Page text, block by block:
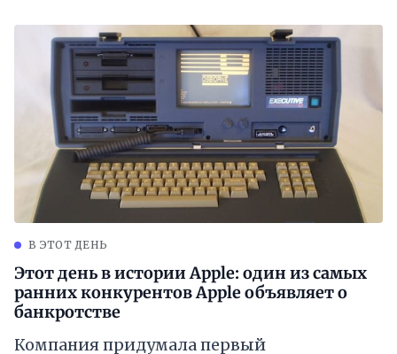
В ЭТОТ ДЕНЬ
Этот день в истории Apple: один из самых
ранних конкурентов Apple объявляет о
банкротстве
Компания придумала первый